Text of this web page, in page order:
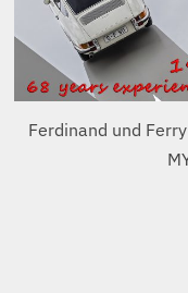
1. Mike Oldfield
Audio-
Player
00:00
2. Janis Joplin